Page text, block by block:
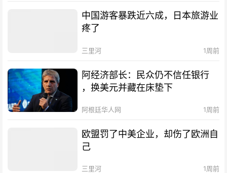
中国游客暴跌近六成，日本旅游业
疼了
三里河 1周前
阿经济部长：民众仍不信任银行
，换美元并藏在床垫下
阿根廷华人网 1周前
欧盟罚了中美企业，却伤了欧洲自
己
三里河 1周前